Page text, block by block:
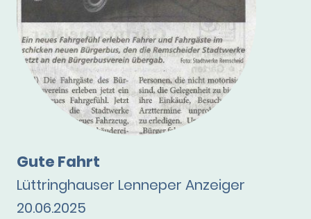
Gute Fahrt
Lüttringhauser Lenneper Anzeiger
20.06.2025